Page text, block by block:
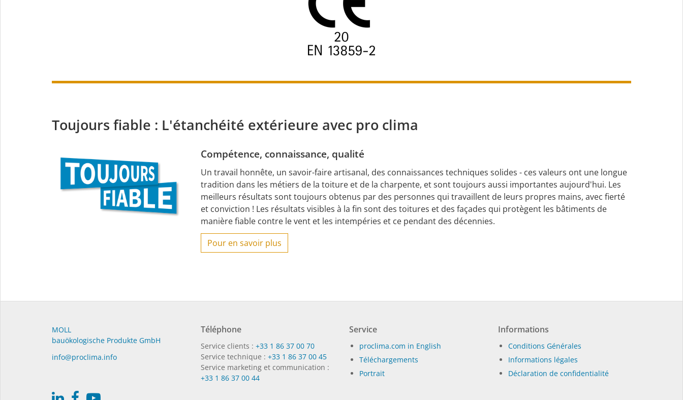
Toujours fiable : L'étanchéité extérieure avec pro clima
Compétence, connaissance, qualité
Un travail honnête, un savoir-faire artisanal, des connaissances techniques solides - ces valeurs ont une longue
tradition dans les métiers de la toiture et de la charpente, et sont toujours aussi importantes aujourd'hui. Les
meilleurs résultats sont toujours obtenus par des personnes qui travaillent de leurs propres mains, avec fierté
et conviction ! Les résultats visibles à la fin sont des toitures et des façades qui protègent les bâtiments de
manière fiable contre le vent et les intempéries et ce pendant des décennies.
Pour en savoir plus
MOLL
bauöko­lo­gi­sche Pro­duk­te GmbH
in­fo@procli­ma.info
Téléphone
Service clients : +33 1 86 37 00 70
Service technique : +33 1 86 37 00 45
Service marketing et communication :
+33 1 86 37 00 44
Service
proclima.com in English
Téléchargements
Portrait
Informations
Conditions Générales
Informations légales
Déclaration de confidentialité